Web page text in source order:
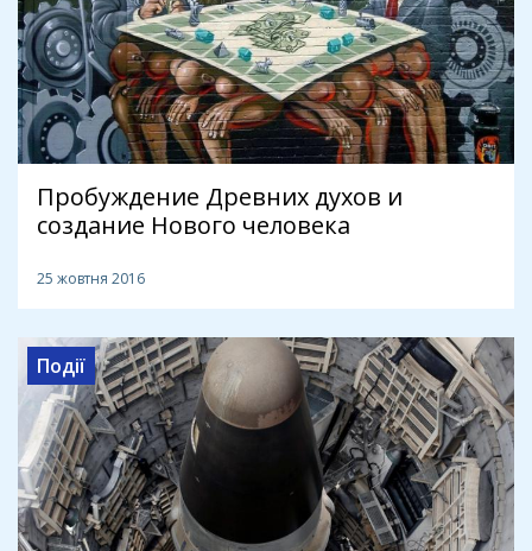
Пробуждение Древних духов и
создание Нового человека
25 жовтня 2016
Події